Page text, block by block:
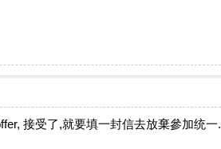
接受了,就要填一封信去放棄參加统一.